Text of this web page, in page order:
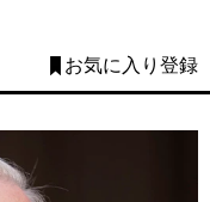
お気に入り登録